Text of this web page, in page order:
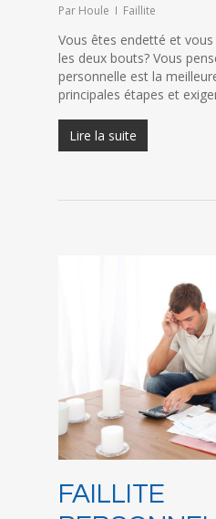
Par Houle Faillite
Vous êtes endetté et
les deux bouts? Vous
personnelle est la
principales étapes et
Lire la suite
FAILLITE